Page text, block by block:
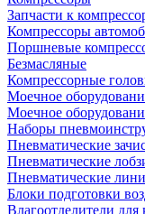
Запчасти к
Компрессоры
Поршневые
Безмасляные
Компрессорные
Моечное
Моечное
Наборы
Пневматические
Пневматические
Пневматические
Блоки подготовки
Влагоотделители для